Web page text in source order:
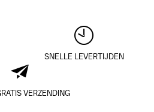
SNELLE LEVERTIJDEN
VERZENDING